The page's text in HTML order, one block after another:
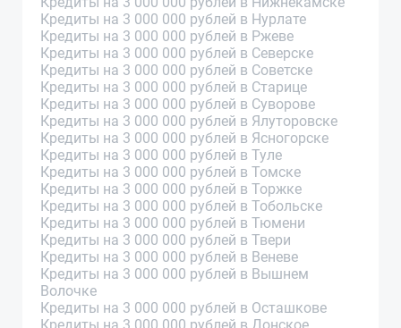
Кредиты на 3 000 000 рублей в Нурлате
Кредиты на 3 000 000 рублей в Ржеве
Кредиты на 3 000 000 рублей в Северске
Кредиты на 3 000 000 рублей в Советске
Кредиты на 3 000 000 рублей в Старице
Кредиты на 3 000 000 рублей в Суворове
Кредиты на 3 000 000 рублей в Ялуторовске
Кредиты на 3 000 000 рублей в Ясногорске
Кредиты на 3 000 000 рублей в Туле
Кредиты на 3 000 000 рублей в Томске
Кредиты на 3 000 000 рублей в Торжке
Кредиты на 3 000 000 рублей в Тобольске
Кредиты на 3 000 000 рублей в Тюмени
Кредиты на 3 000 000 рублей в Твери
Кредиты на 3 000 000 рублей в Веневе
Кредиты на 3 000 000 рублей в Вышнем
Волочке
Кредиты на 3 000 000 рублей в Осташкове